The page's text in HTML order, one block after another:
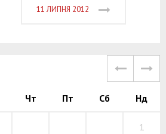
11 ЛИПНЯ 2012
Чт Пт Сб Нд
1